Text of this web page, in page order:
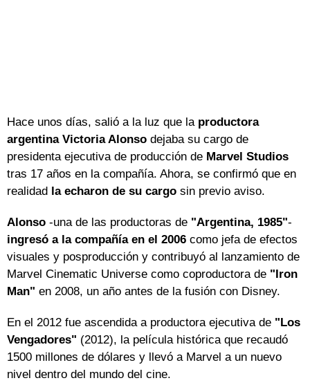
Hace unos días, salió a la luz que la productora
argentina Victoria Alonso dejaba su cargo de
presidenta ejecutiva de producción de Marvel Studios
tras 17 años en la compañía. Ahora, se confirmó que en
realidad la echaron de su cargo sin previo aviso.
Alonso -una de las productoras de "Argentina, 1985"-
ingresó a la compañía en el 2006 como jefa de efectos
visuales y posproducción y contribuyó al lanzamiento de
Marvel Cinematic Universe como coproductora de "Iron
Man" en 2008, un año antes de la fusión con Disney.
En el 2012 fue ascendida a productora ejecutiva de "Los
Vengadores" (2012), la película histórica que recaudó
1500 millones de dólares y llevó a Marvel a un nuevo
nivel dentro del mundo del cine.